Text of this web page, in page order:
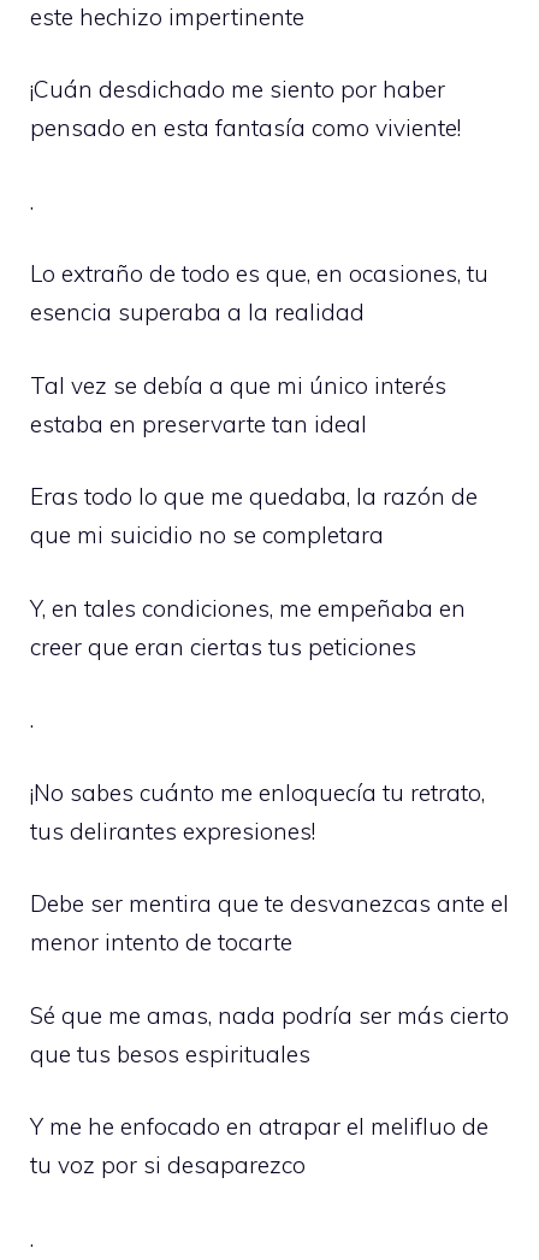
este hechizo impertinente
¡Cuán desdichado me siento por haber
pensado en esta fantasía como viviente!
.
Lo extraño de todo es que, en ocasiones, tu
esencia superaba a la realidad
Tal vez se debía a que mi único interés
estaba en preservarte tan ideal
Eras todo lo que me quedaba, la razón de
que mi suicidio no se completara
Y, en tales condiciones, me empeñaba en
creer que eran ciertas tus peticiones
.
¡No sabes cuánto me enloquecía tu retrato,
tus delirantes expresiones!
Debe ser mentira que te desvanezcas ante el
menor intento de tocarte
Sé que me amas, nada podría ser más cierto
que tus besos espirituales
Y me he enfocado en atrapar el melifluo de
tu voz por si desaparezco
.